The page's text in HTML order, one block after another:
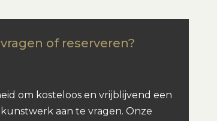
of reserveren?
om kosteloos en vrijblijvend een
aan te vragen. Onze